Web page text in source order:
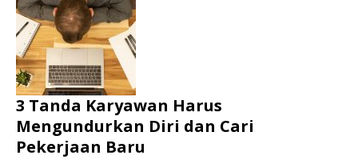
3 Tanda Karyawan Harus
Mengundurkan Diri dan Cari
Pekerjaan Baru